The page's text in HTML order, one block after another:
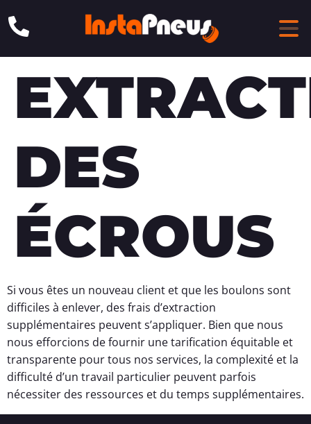
DES
ÉCROUS
Si vous êtes un nouveau client et que les boulons sont
difficiles à enlever, des frais d’extraction
supplémentaires peuvent s’appliquer. Bien que nous
nous efforcions de fournir une tarification équitable et
transparente pour tous nos services, la complexité et la
difficulté d’un travail particulier peuvent parfois
nécessiter des ressources et du temps supplémentaires.